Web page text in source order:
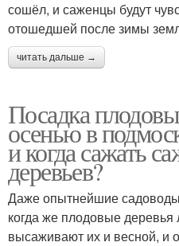
сошёл, и саженцы будут
отошедшей после зимы
читать дальше →
Посадка
осенью в
и когда сажать
деревьев?
Даже опытнейшие
когда же плодовые
высаживают их и весной, и